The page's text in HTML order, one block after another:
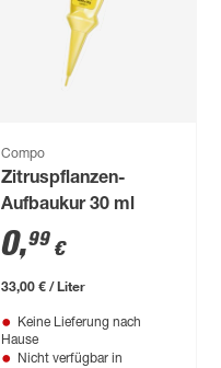
Compo
Zitruspflanzen-
Aufbaukur 30 ml
0,99 €
33,00 € / Liter
Keine Lieferung nach
Hause
Nicht verfügbar in